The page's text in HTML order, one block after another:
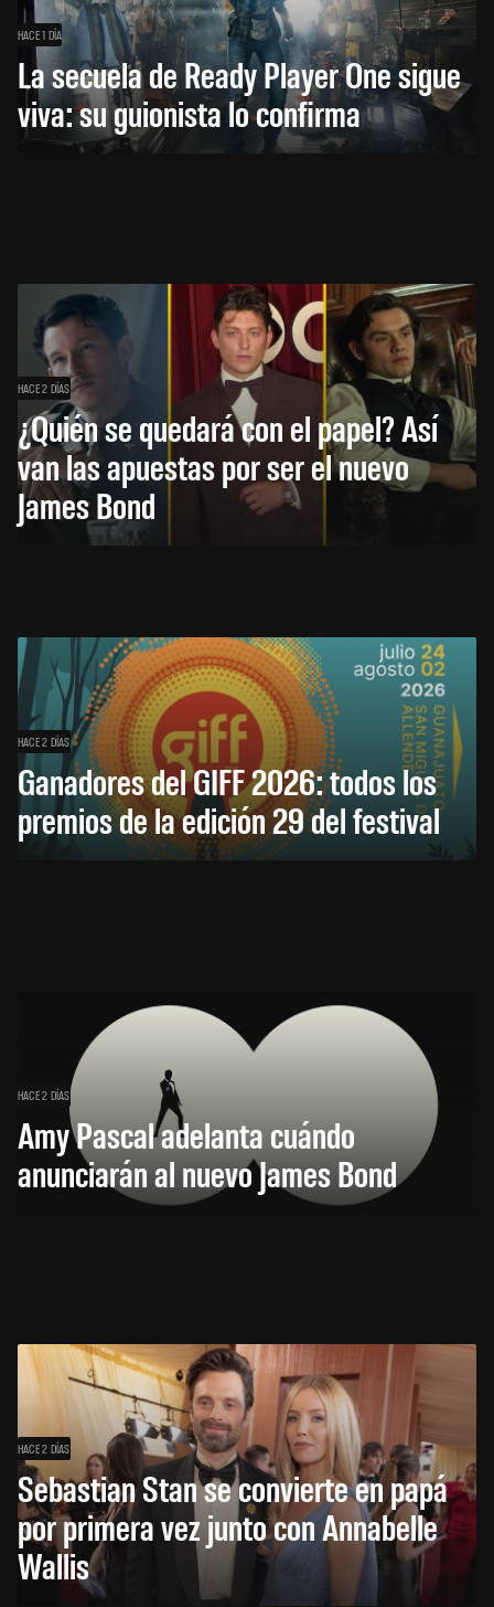
HACE 1 DÍA
La secuela de Ready Player One sigue
viva: su guionista lo confirma
HACE 2 DÍAS
¿Quién se quedará con el papel? Así
van las apuestas por ser el nuevo
James Bond
HACE 2 DÍAS
Ganadores del GIFF 2026: todos los
premios de la edición 29 del festival
HACE 2 DÍAS
Amy Pascal adelanta cuándo
anunciarán al nuevo James Bond
HACE 2 DÍAS
Sebastian Stan se convierte en papá
por primera vez junto con Annabelle
Wallis